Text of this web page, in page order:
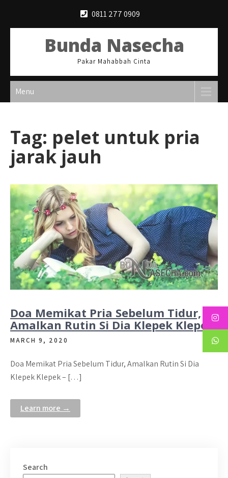
0811 277 0909
Bunda Nasecha
Pakar Mahabbah Cinta
Menu
Tag: pelet untuk pria
jarak jauh
Doa Memikat Pria Sebelum Tidur,
Amalkan Rutin Si Dia Klepek Klepek
MARCH 9, 2020
Doa Memikat Pria Sebelum Tidur, Amalkan Rutin Si Dia
Klepek Klepek – […]
Learn more →
Search